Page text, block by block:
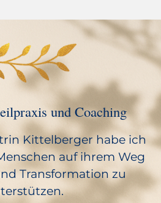
und Coaching
Kittelberger habe ich
auf ihrem Weg
Transformation zu